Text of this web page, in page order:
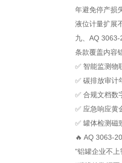
年避免停产损
液位计量扩展
九、AQ
条款覆盖内容
✅ 智能监测物
✅ 碳排放审计
✅ 合规文档数
✅ 应急响应黄
✅ 罐体检测磁
🔥 AQ 3063-
"铝罐企业不